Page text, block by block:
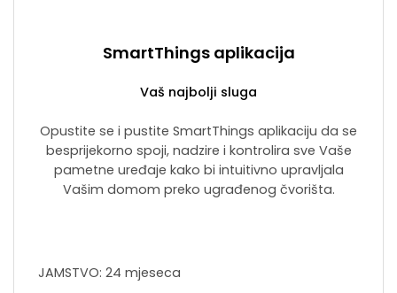
SmartThings aplikacija
Vaš najbolji sluga
Opustite se i pustite SmartThings aplikaciju da se
besprijekorno spoji, nadzire i kontrolira sve Vaše
pametne uređaje kako bi intuitivno upravljala
Vašim domom preko ugrađenog čvorišta.
JAMSTVO: 24 mjeseca